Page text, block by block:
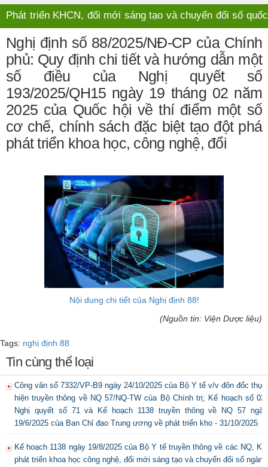
Phát triển KHCN, đổi mới sáng tạo và chuyển đổi số quốc
gia
Nghị định số 88/2025/NĐ-CP của Chính
phủ: Quy định chi tiết và hướng dẫn một
số điều của Nghị quyết số
193/2025/QH15 ngày 19 tháng 02 năm
2025 của Quốc hội về thí điểm một số
cơ chế, chính sách đặc biệt tạo đột phá
phát triển khoa học, công nghệ, đổi
Nội dung chi tiết của Nghị định 88!
(Nguồn tin: Viện Dược liệu)
Tags: nghị định 88
Tin cùng thể loại
Công văn số 7332/VP-B9 ngày 24/10/2025 của Bộ Y tế v/v đôn đốc thực
hiện truyền thông về NQ 57/NQ-TW của Bộ Chính trị; Kế hoạch số 02;
Nghị quyết số 71 và Kế hoạch 1138 truyền thông về NQ 57 ngày
19/6/2025 của Ban Chỉ đạo Trung ương về phát triển kho - 31/10/2025
Kế hoạch 1138 ngày 19/8/2025 của Bộ Y tế truyền thông về các NQ, KH
phát triển khoa học công nghệ, đổi mới sáng tạo và chuyển đổi số ngành